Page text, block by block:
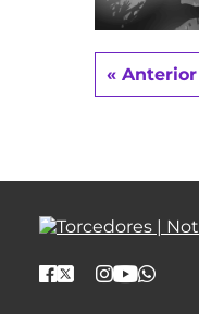
« Anterior